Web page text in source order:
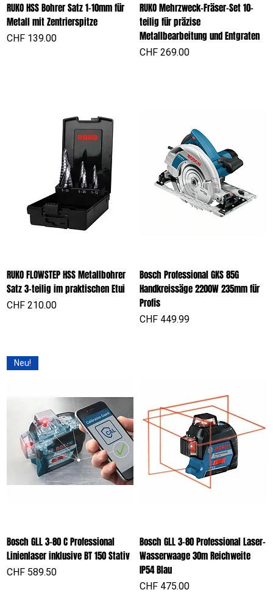
RUKO HSS Bohrer Satz 1-10mm für
Metall mit Zentrierspitze
Preis
CHF 139.00
RUKO Mehrzweck-Fräser-Set 10-
teilig für präzise
Metallbearbeitung und Entgraten
Preis
CHF 269.00
RUKO FLOWSTEP HSS Metallbohrer
Satz 3-teilig im praktischen Etui
Preis
CHF 210.00
Bosch Professional GKS 85G
Handkreissäge 2200W 235mm für
Profis
Preis
CHF 449.99
Neu!
Bosch GLL 3-80 C Professional
Linienlaser inklusive BT 150 Stativ
Preis
CHF 589.50
Bosch GLL 3-80 Professional Laser-
Wasserwaage 30m Reichweite
IP54 Blau
Preis
CHF 475.00